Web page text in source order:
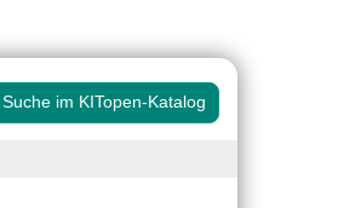
Suche im KITopen-Katalog